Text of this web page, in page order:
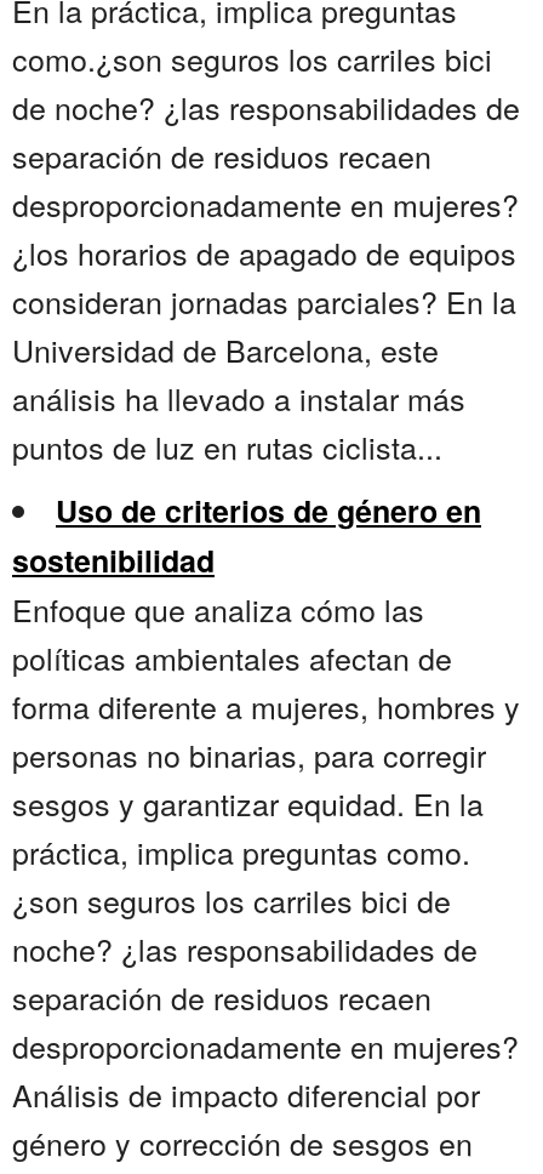
En la práctica, implica preguntas
como.¿son seguros los carriles bici
de noche? ¿las responsabilidades de
separación de residuos recaen
desproporcionadamente en mujeres?
¿los horarios de apagado de equipos
consideran jornadas parciales? En la
Universidad de Barcelona, este
análisis ha llevado a instalar más
puntos de luz en rutas ciclista...
Uso de criterios de género en
sostenibilidad
Enfoque que analiza cómo las
políticas ambientales afectan de
forma diferente a mujeres, hombres y
personas no binarias, para corregir
sesgos y garantizar equidad. En la
práctica, implica preguntas como.
¿son seguros los carriles bici de
noche? ¿las responsabilidades de
separación de residuos recaen
desproporcionadamente en mujeres?
Análisis de impacto diferencial por
género y corrección de sesgos en